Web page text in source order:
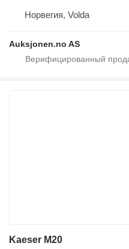
Норвегия, Volda
Auksjonen.no AS
Kaeser M20